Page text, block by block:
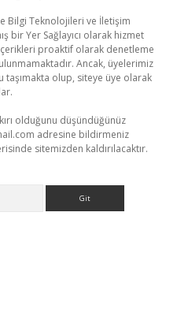
Bilgi Teknolojileri ve İletişim
bir Yer Sağlayıcı olarak hizmet
proaktif olarak denetleme
Ancak, üyelerimiz
taşımakta olup, siteye üye olarak
olduğunu düşündüğünüz
adresine bildirmeniz
sitemizden kaldırılacaktır.